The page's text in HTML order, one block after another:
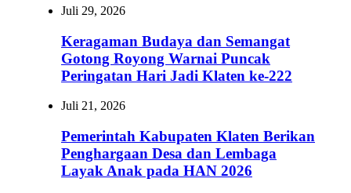
Juli 29, 2026
Keragaman Budaya dan Semangat
Gotong Royong Warnai Puncak
Peringatan Hari Jadi Klaten ke-222
Juli 21, 2026
Pemerintah Kabupaten Klaten Berikan
Penghargaan Desa dan Lembaga
Layak Anak pada HAN 2026